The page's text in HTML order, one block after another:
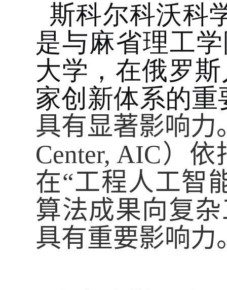
斯科尔科沃科
是与麻省理工
大学，在俄罗
家创新体系的重
具有显著影响力
Center, AIC）依
在“工程人工智
算法成果向复
具有重要影响力